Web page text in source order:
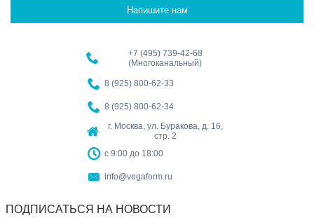
Напишите нам
+7 (495) 739-42-68
(Многоканальный)
8 (925) 800-62-33
8 (925) 800-62-34
г. Москва, ул. Буракова, д. 16,
стр. 2
с 9:00 до 18:00
info@vegaform.ru
ПОДПИСАТЬСЯ НА НОВОСТИ